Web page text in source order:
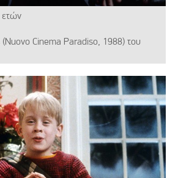
ετών
(Nuovo Cinema Paradiso, 1988) του